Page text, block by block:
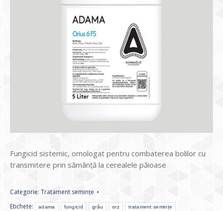
Fungicid sistemic, omologat pentru combaterea bolilor cu
transmitere prin sămânţă la cerealele păioase
Categorie: Tratament semințe
Etichete:
adama fungicid grâu orz tratament semințe